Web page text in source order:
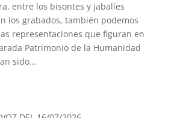
entre los bisontes y jabalíes
los grabados, también podemos
representaciones que figuran en
Patrimonio de la Humanidad
sido...